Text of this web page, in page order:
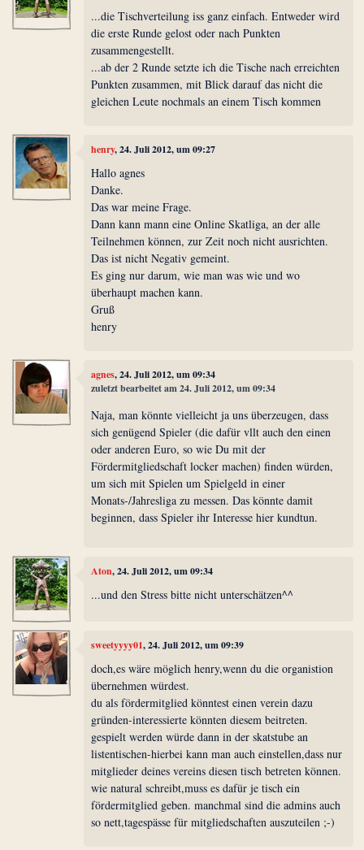
...die Tischverteilung iss ganz einfach. Entweder wird
die erste Runde gelost oder nach Punkten
zusammengestellt.
...ab der 2 Runde setzte ich die Tische nach erreichten
Punkten zusammen, mit Blick darauf das nicht die
gleichen Leute nochmals an einem Tisch kommen
henry, 24. Juli 2012, um 09:27
Hallo agnes
Danke.
Das war meine Frage.
Dann kann mann eine Online Skatliga, an der alle
Teilnehmen können, zur Zeit noch nicht ausrichten.
Das ist nicht Negativ gemeint.
Es ging nur darum, wie man was wie und wo
überhaupt machen kann.
Gruß
henry
agnes, 24. Juli 2012, um 09:34
zuletzt bearbeitet am 24. Juli 2012, um 09:34
Naja, man könnte vielleicht ja uns überzeugen, dass
sich genügend Spieler (die dafür vllt auch den einen
oder anderen Euro, so wie Du mit der
Fördermitgliedschaft locker machen) finden würden,
um sich mit Spielen um Spielgeld in einer
Monats-/Jahresliga zu messen. Das könnte damit
beginnen, dass Spieler ihr Interesse hier kundtun.
Aton, 24. Juli 2012, um 09:34
...und den Stress bitte nicht unterschätzen^^
sweetyyyy01, 24. Juli 2012, um 09:39
doch,es wäre möglich henry,wenn du die organistion
übernehmen würdest.
du als fördermitglied könntest einen verein dazu
gründen-interessierte könnten diesem beitreten.
gespielt werden würde dann in der skatstube an
listentischen-hierbei kann man auch einstellen,dass nur
mitglieder deines vereins diesen tisch betreten können.
wie natural schreibt,muss es dafür je tisch ein
fördermitglied geben. manchmal sind die admins auch
so nett,tagespässe für mitgliedschaften auszuteilen ;-)